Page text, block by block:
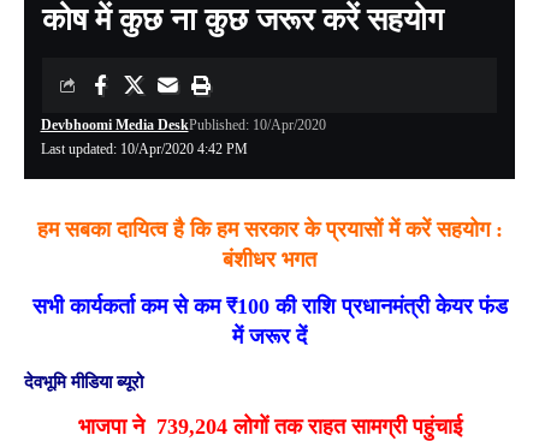
कोष में कुछ ना कुछ जरूर करें सहयोग
Last updated: 10/Apr/2020 4:42 PM
Devbhoomi Media DeskPublished: 10/Apr/2020
हम सबका दायित्व है कि हम सरकार के प्रयासों में करें सहयोग :
बंशीधर भगत
सभी कार्यकर्ता कम से कम ₹100 की राशि प्रधानमंत्री केयर फंड
में जरूर दें
देवभूमि मीडिया ब्यूरो
भाजपा ने 739,204 लोगों तक राहत सामग्री पहुंचाई